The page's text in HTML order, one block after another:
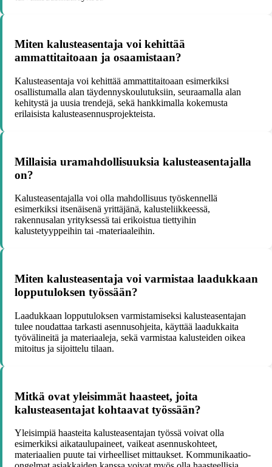
Miten kalusteasentaja voi kehittää
ammattitaitoaan ja osaamistaan?
Kalusteasentaja voi kehittää ammattitaitoaan esimerkiksi
osallistumalla alan täydennyskoulutuksiin, seuraamalla alan
kehitystä ja uusia trendejä, sekä hankkimalla kokemusta
erilaisista kalusteasennusprojekteista.
Millaisia uramahdollisuuksia kalusteasentajalla
on?
Kalusteasentajalla voi olla mahdollisuus työskennellä
esimerkiksi itsenäisenä yrittäjänä, kalusteliikkeessä,
rakennusalan yrityksessä tai erikoistua tiettyihin
kalustetyyppeihin tai -materiaaleihin.
Miten kalusteasentaja voi varmistaa laadukkaan
lopputuloksen työssään?
Laadukkaan lopputuloksen varmistamiseksi kalusteasentajan
tulee noudattaa tarkasti asennusohjeita, käyttää laadukkaita
työvälineitä ja materiaaleja, sekä varmistaa kalusteiden oikea
mitoitus ja sijoittelu tilaan.
Mitkä ovat yleisimmät haasteet, joita
kalusteasentajat kohtaavat työssään?
Yleisimpiä haasteita kalusteasentajan työssä voivat olla
esimerkiksi aikataulupaineet, vaikeat asennuskohteet,
materiaalien puute tai virheelliset mittaukset. Kommunikaatio-